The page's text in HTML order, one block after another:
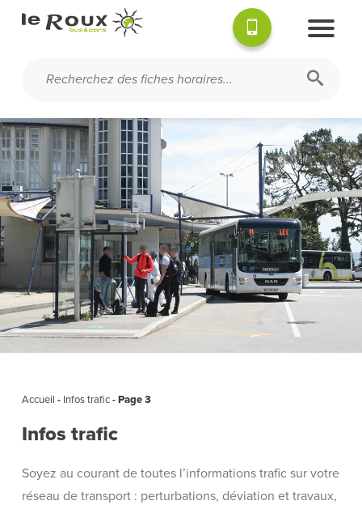
Accueil - Infos trafic-Page 3
Infos trafic
Soyez au courant de toutes l’informations trafic sur votre
réseau de transport : perturbations, déviation et travaux,